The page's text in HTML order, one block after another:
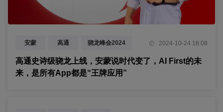
安蒙 高通 骁龙峰会2024
骁龙8至尊版 AI Agent
人机交互 AI 生成式AI
2024-10-24 18:08
高通史诗级骁龙上线，安蒙说时代变了，AI First的未
来，是所有App都是“王牌应用”